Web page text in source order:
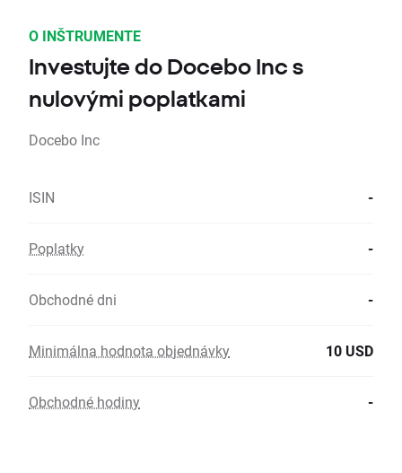
O INŠTRUMENTE
Investujte do Docebo Inc s
nulovými poplatkami
Docebo Inc
ISIN -
Poplatky -
Obchodné dni -
Minimálna hodnota objednávky 10 USD
Obchodné hodiny -